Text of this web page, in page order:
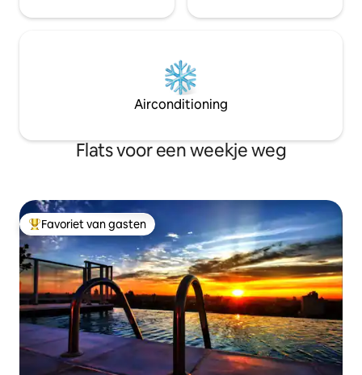
Airconditioning
Flats voor een weekje weg
Topfavoriet van gasten
Favoriet van gasten